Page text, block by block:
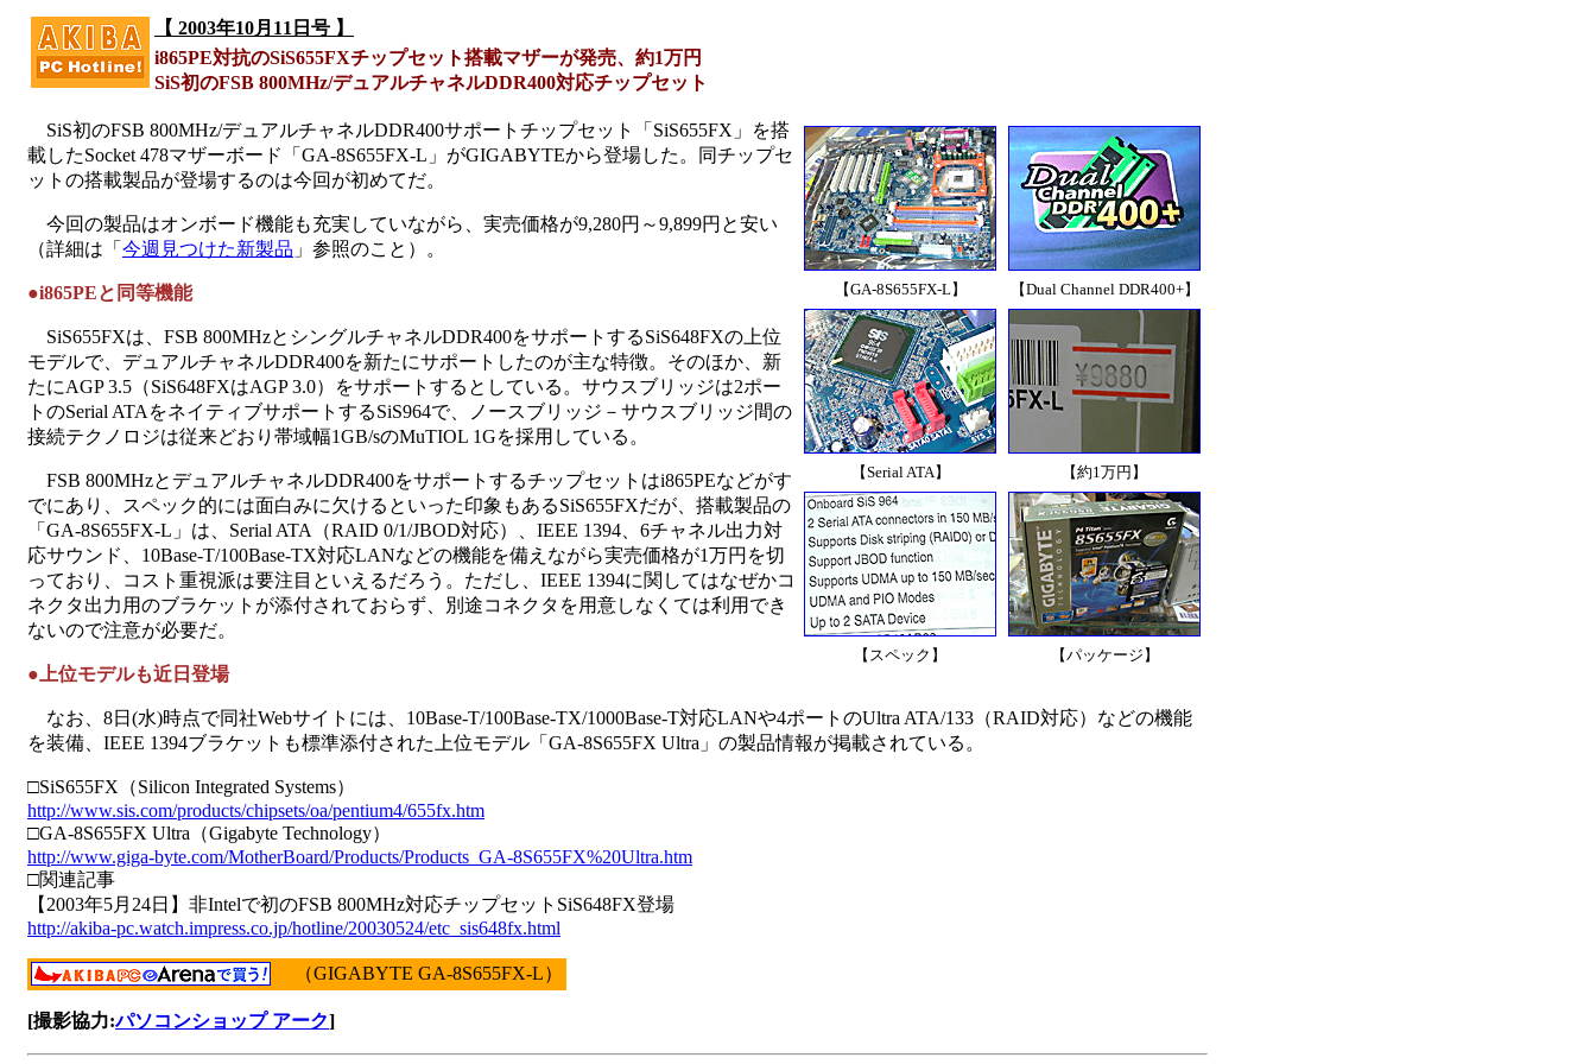
【 2003年10月11日号 】
i865PE対抗のSiS655FXチップセット搭載マザーが発売、約1万円
SiS初のFSB 800MHz/デュアルチャネルDDR400対応チップセット
【GA-8S655FX-L】 【Dual Channel DDR400+】
【Serial ATA】 【約1万円】
【スペック】 【パッケージ】
SiS初のFSB 800MHz/デュアルチャネルDDR400サポートチップセット「SiS655FX」を搭
載したSocket 478マザーボード「GA-8S655FX-L」がGIGABYTEから登場した。同チップセ
ットの搭載製品が登場するのは今回が初めてだ。
今回の製品はオンボード機能も充実していながら、実売価格が9,280円～9,899円と安い
（詳細は「 今週見つけた新製品 」参照のこと）。
●i865PEと同等機能
SiS655FXは、FSB 800MHzとシングルチャネルDDR400をサポートするSiS648FXの上位
モデルで、デュアルチャネルDDR400を新たにサポートしたのが主な特徴。そのほか、新
たにAGP 3.5（SiS648FXはAGP 3.0）をサポートするとしている。サウスブリッジは2ポー
トのSerial ATAをネイティブサポートするSiS964で、ノースブリッジ－サウスブリッジ間の
接続テクノロジは従来どおり帯域幅1GB/sのMuTIOL 1Gを採用している。
FSB 800MHzとデュアルチャネルDDR400をサポートするチップセットはi865PEなどがす
でにあり、スペック的には面白みに欠けるといった印象もあるSiS655FXだが、搭載製品の
「GA-8S655FX-L」は、Serial ATA（RAID 0/1/JBOD対応）、IEEE 1394、6チャネル出力対
応サウンド、10Base-T/100Base-TX対応LANなどの機能を備えながら実売価格が1万円を切
っており、コスト重視派は要注目といえるだろう。ただし、IEEE 1394に関してはなぜかコ
ネクタ出力用のブラケットが添付されておらず、別途コネクタを用意しなくては利用でき
ないので注意が必要だ。
●上位モデルも近日登場
なお、8日(水)時点で同社Webサイトには、10Base-T/100Base-TX/1000Base-T対応LANや4ポートのUltra ATA/133（RAID対応）などの機能
を装備、IEEE 1394ブラケットも標準添付された上位モデル「GA-8S655FX Ultra」の製品情報が掲載されている。
□SiS655FX（Silicon Integrated Systems）
http://www.sis.com/products/chipsets/oa/pentium4/655fx.htm
□GA-8S655FX Ultra（Gigabyte Technology）
http://www.giga-byte.com/MotherBoard/Products/Products_GA-8S655FX%20Ultra.htm
□関連記事
【2003年5月24日】非Intelで初のFSB 800MHz対応チップセットSiS648FX登場
http://akiba-pc.watch.impress.co.jp/hotline/20030524/etc_sis648fx.html
（GIGABYTE GA-8S655FX-L）
[撮影協力:パソコンショップ アーク]